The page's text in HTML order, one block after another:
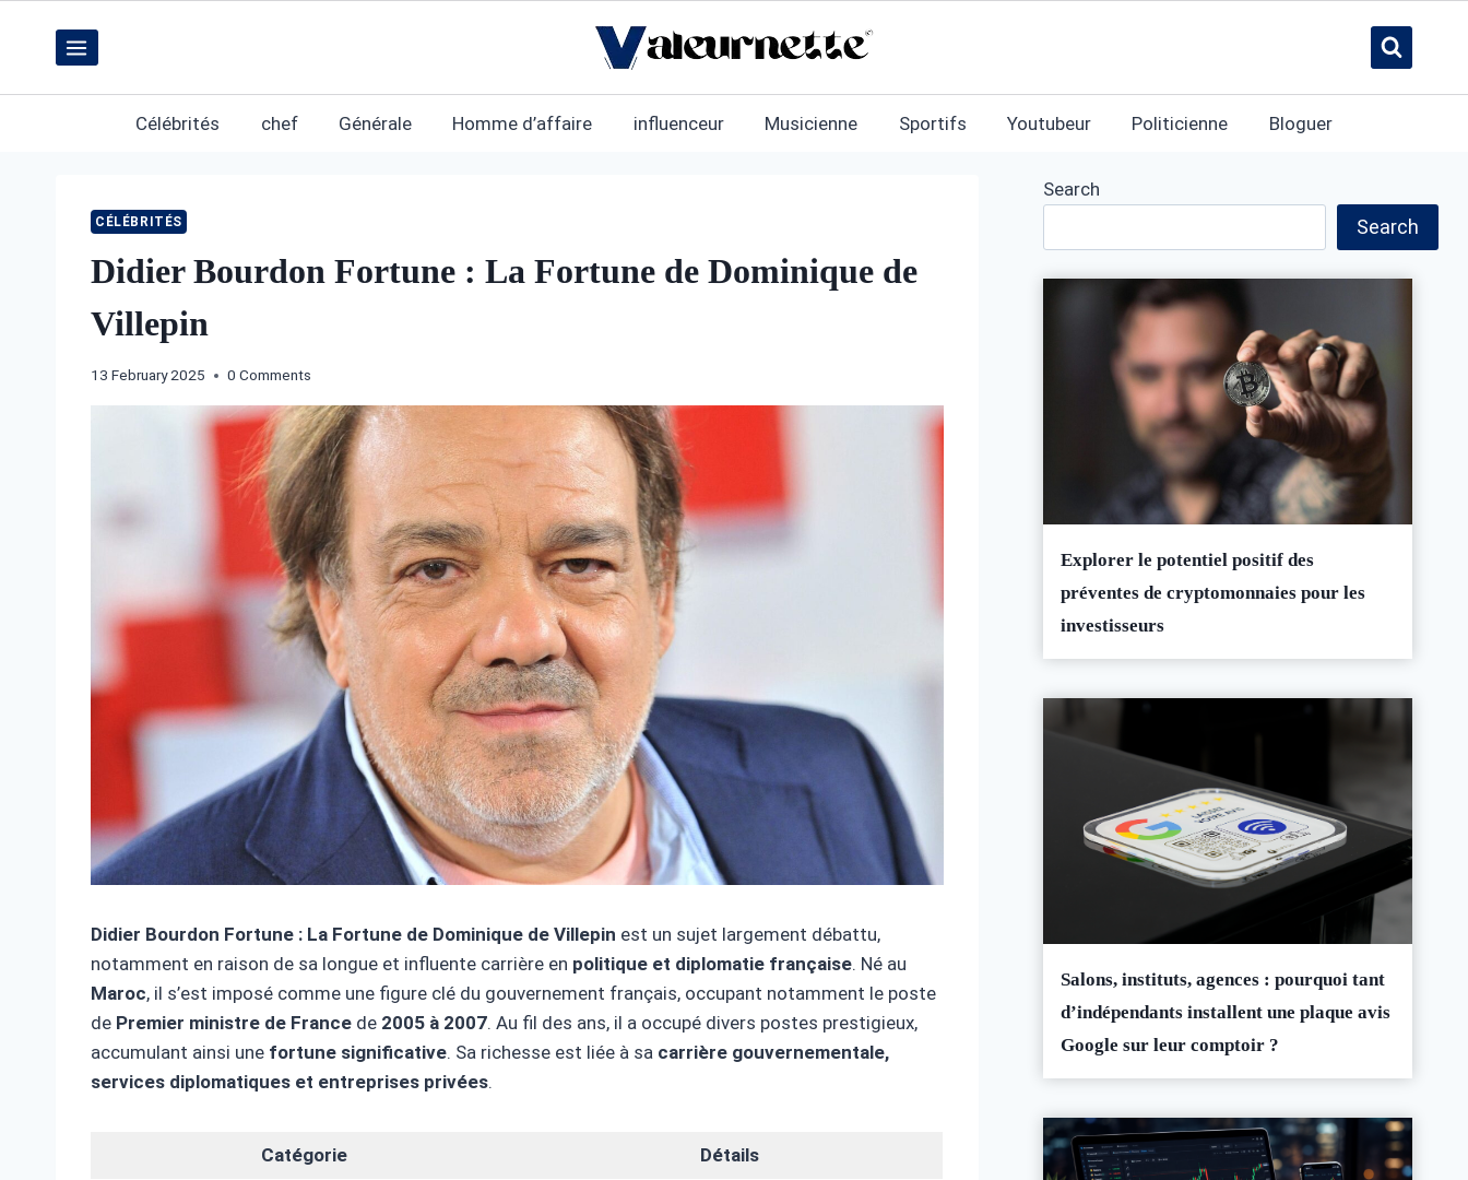
content
Célébrités chef Générale Homme d’affaire influenceur Musicienne Sportifs Youtubeur Politicienne Bloguer
CÉLÉBRITÉS
Didier Bourdon Fortune : La Fortune de Dominique de
Villepin
13 February 2025 0 Comments
Didier Bourdon Fortune : La Fortune de Dominique de Villepin est un sujet largement débattu,
notamment en raison de sa longue et influente carrière en politique et diplomatie française. Né au
Maroc, il s’est imposé comme une figure clé du gouvernement français, occupant notamment le poste
de Premier ministre de France de 2005 à 2007. Au fil des ans, il a occupé divers postes prestigieux,
accumulant ainsi une fortune significative. Sa richesse est liée à sa carrière gouvernementale,
services diplomatiques et entreprises privées.
Catégorie Détails
Search
Search
Explorer le potentiel positif des
préventes de cryptomonnaies pour les
investisseurs
Salons, instituts, agences : pourquoi tant
d’indépendants installent une plaque avis
Google sur leur comptoir ?